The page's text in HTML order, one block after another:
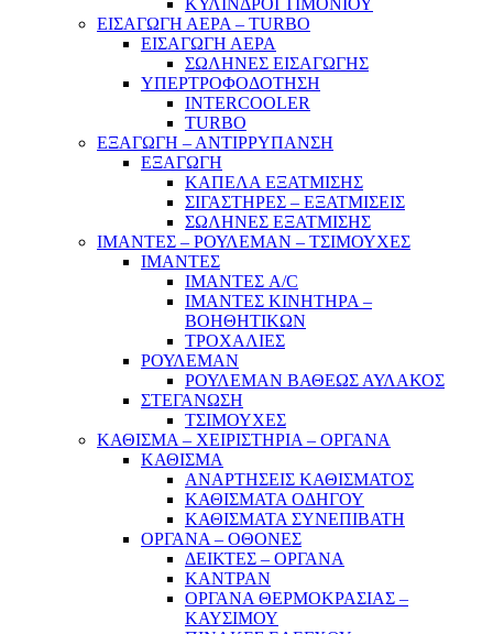
ΚΥΛΙΝΔΡΟΙ ΤΙΜΟΝΙΟΥ
ΕΙΣΑΓΩΓΗ ΑΕΡΑ – TURBO
ΕΙΣΑΓΩΓΗ ΑΕΡΑ
ΣΩΛΗΝΕΣ ΕΙΣΑΓΩΓΗΣ
ΥΠΕΡΤΡΟΦΟΔΟΤΗΣΗ
INTERCOOLER
TURBO
ΕΞΑΓΩΓΗ – ΑΝΤΙΡΡΥΠΑΝΣΗ
ΕΞΑΓΩΓΗ
ΚΑΠΕΛΑ ΕΞΑΤΜΙΣΗΣ
ΣΙΓΑΣΤΗΡΕΣ – ΕΞΑΤΜΙΣΕΙΣ
ΣΩΛΗΝΕΣ ΕΞΑΤΜΙΣΗΣ
ΙΜΑΝΤΕΣ – ΡΟΥΛΕΜΑΝ – ΤΣΙΜΟΥΧΕΣ
ΙΜΑΝΤΕΣ
ΙΜΑΝΤΕΣ A/C
ΙΜΑΝΤΕΣ ΚΙΝΗΤΗΡΑ –
ΒΟΗΘΗΤΙΚΩΝ
ΤΡΟΧΑΛΙΕΣ
ΡΟΥΛΕΜΑΝ
ΡΟΥΛΕΜΑΝ ΒΑΘΕΩΣ ΑΥΛΑΚΟΣ
ΣΤΕΓΑΝΩΣΗ
ΤΣΙΜΟΥΧΕΣ
ΚΑΘΙΣΜΑ – ΧΕΙΡΙΣΤΗΡΙΑ – ΟΡΓΑΝΑ
ΚΑΘΙΣΜΑ
ΑΝΑΡΤΗΣΕΙΣ ΚΑΘΙΣΜΑΤΟΣ
ΚΑΘΙΣΜΑΤΑ ΟΔΗΓΟΥ
ΚΑΘΙΣΜΑΤΑ ΣΥΝΕΠΙΒΑΤΗ
ΟΡΓΑΝΑ – ΟΘΟΝΕΣ
ΔΕΙΚΤΕΣ – ΟΡΓΑΝΑ
ΚΑΝΤΡΑΝ
ΟΡΓΑΝΑ ΘΕΡΜΟΚΡΑΣΙΑΣ –
ΚΑΥΣΙΜΟΥ